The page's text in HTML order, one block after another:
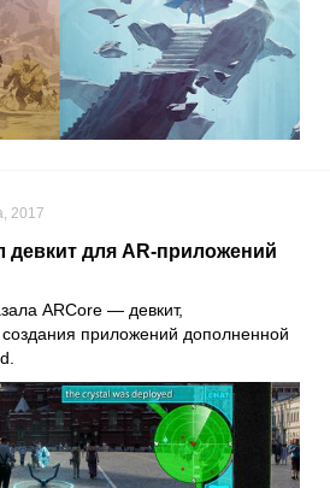
2017
девкит для AR-приложений
ARCore — девкит,
приложений дополненной